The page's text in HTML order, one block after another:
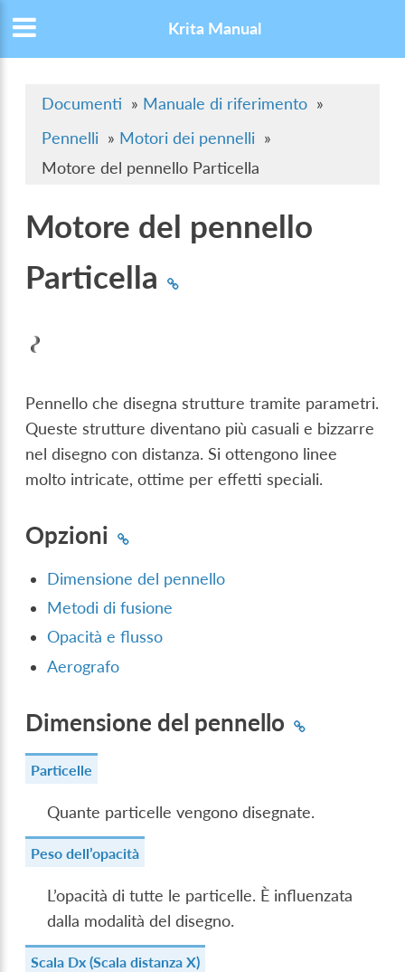
Krita Manual
Documenti » Manuale di riferimento »
Pennelli » Motori dei pennelli »
Motore del pennello Particella
Motore del pennello
Particella
Pennello che disegna strutture tramite parametri.
Queste strutture diventano più casuali e bizzarre
nel disegno con distanza. Si ottengono linee
molto intricate, ottime per effetti speciali.
Opzioni
Dimensione del pennello
Metodi di fusione
Opacità e flusso
Aerografo
Dimensione del pennello
Particelle
Quante particelle vengono disegnate.
Peso dell’opacità
L’opacità di tutte le particelle. È influenzata
dalla modalità del disegno.
Scala Dx (Scala distanza X)